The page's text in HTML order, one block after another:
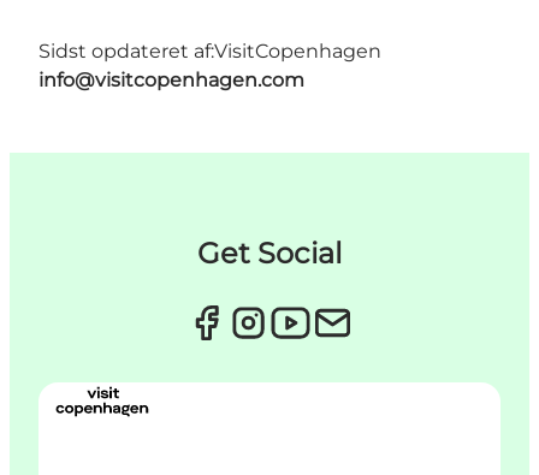
Sidst opdateret af:VisitCopenhagen
info@visitcopenhagen.com
Get Social